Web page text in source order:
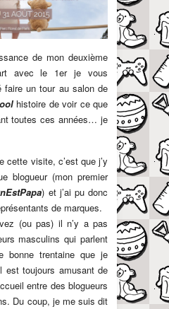
de mon deuxième
avec le 1er je vous
faire un tour au salon de
histoire de voir ce que
toutes ces années… je
cette visite, c’est que j’y
blogueur (mon premier
) et j’ai pu donc
de marques.
(ou pas) il n’y a pas
masculins qui parlent
bonne trentaine que je
toujours amusant de
entre des blogueurs
Du coup, je me suis dit